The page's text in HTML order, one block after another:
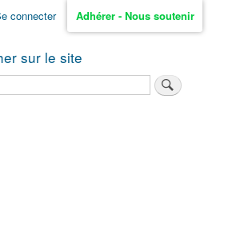
connecter Adhérer - Nous soutenir
sur le site